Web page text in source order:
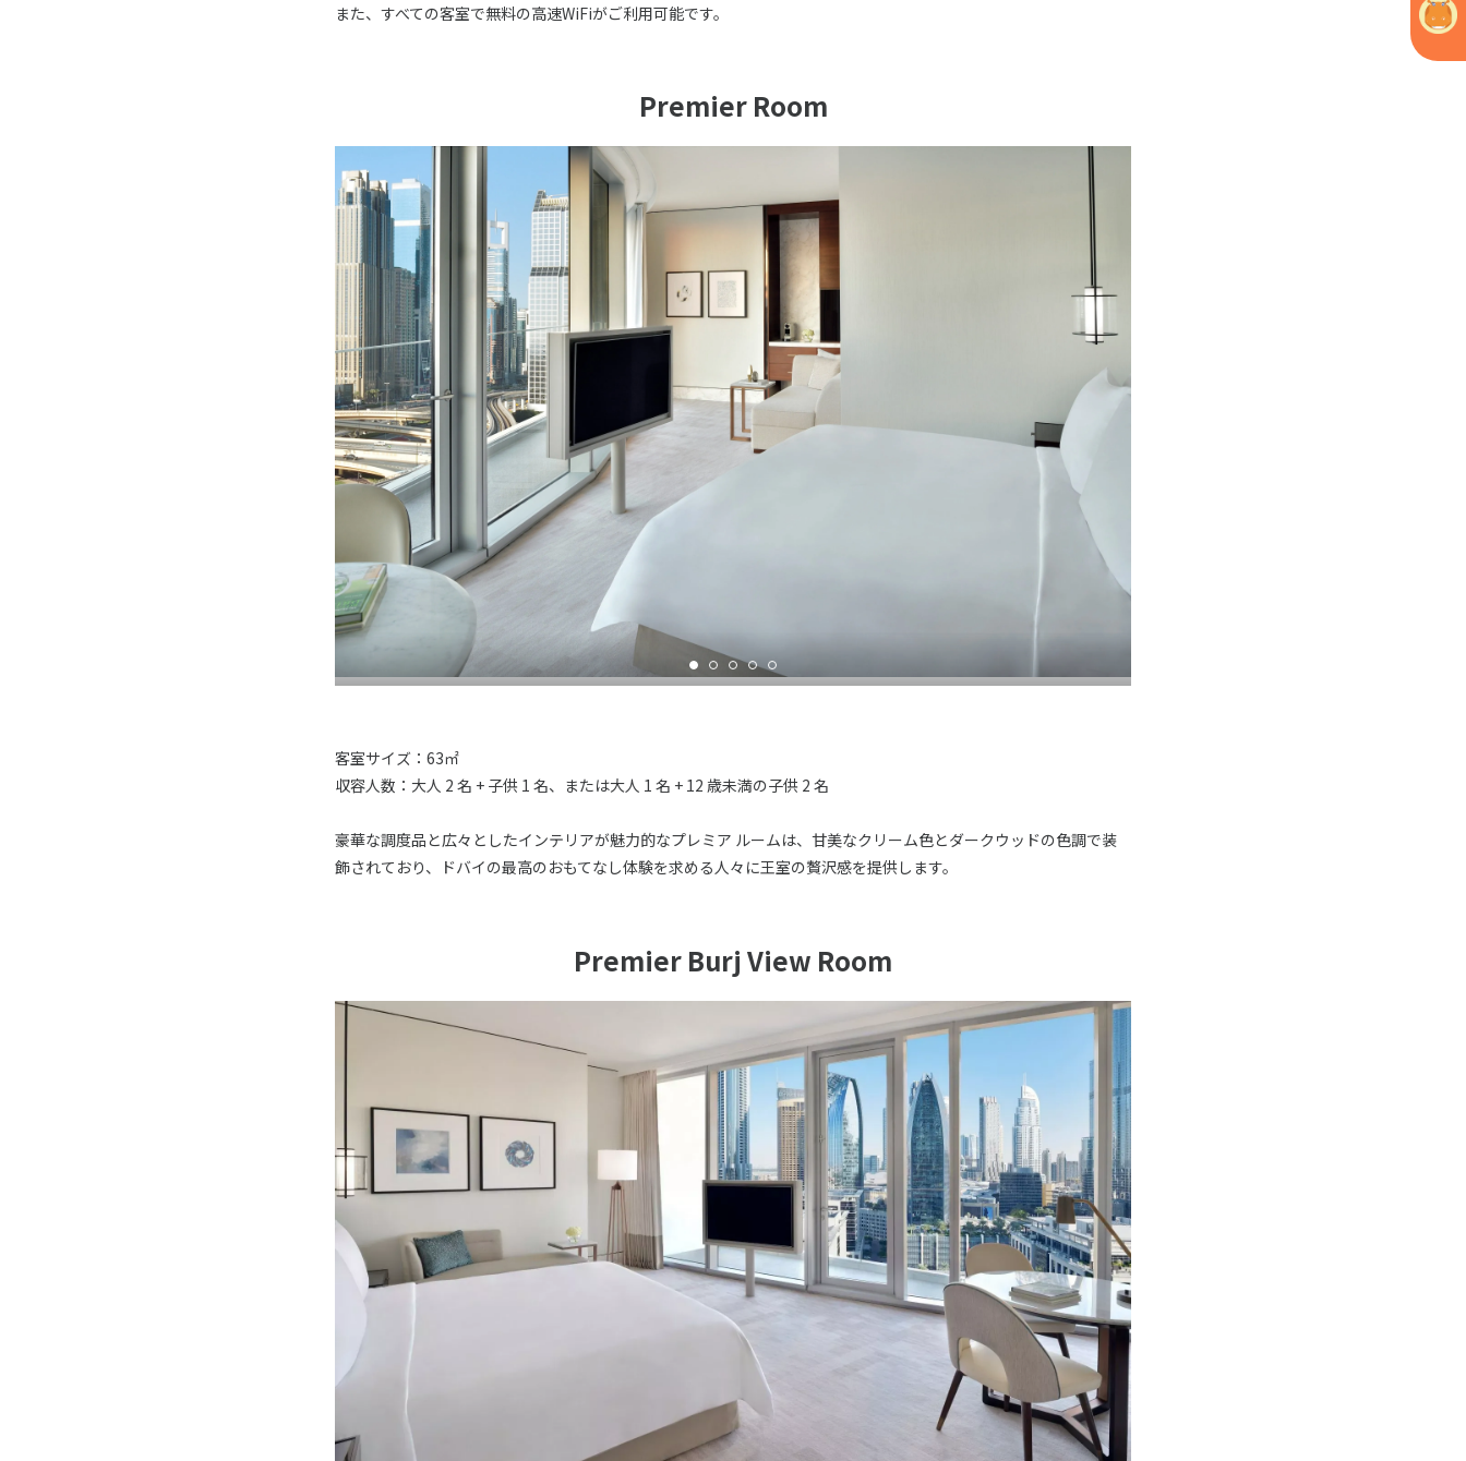
また、すべての客室で無料の高速WiFiがご利用可能です。
Premier Room
客室サイズ：63㎡
収容人数：大人 2 名 + 子供 1 名、または大人 1 名 + 12 歳未満の子供 2 名
豪華な調度品と広々としたインテリアが魅力的なプレミア ルームは、甘美なクリーム色とダークウッドの色調で装
飾されており、ドバイの最高のおもてなし体験を求める人々に王室の贅沢感を提供します。
Premier Burj View Room